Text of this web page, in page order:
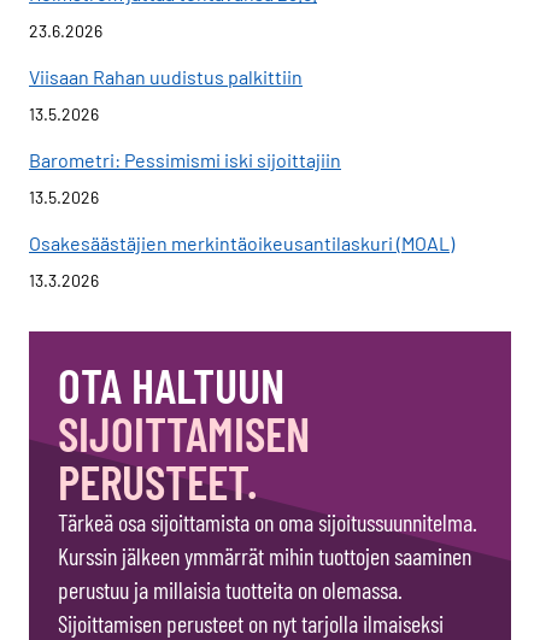
23.6.2026
Viisaan Rahan uudistus palkittiin
13.5.2026
Barometri: Pessimismi iski sijoittajiin
13.5.2026
Osakesäästäjien merkintäoikeusantilaskuri (MOAL)
13.3.2026
OTA HALTUUN
SIJOITTAMISEN
PERUSTEET.
Tärkeä osa sijoittamista on oma sijoitussuunnitelma.
Kurssin jälkeen ymmärrät mihin tuottojen saaminen
perustuu ja millaisia tuotteita on olemassa.
Sijoittamisen perusteet on nyt tarjolla ilmaiseksi